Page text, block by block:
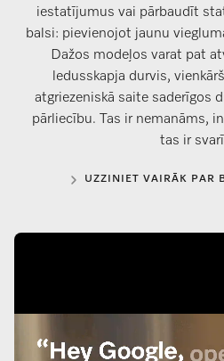
iestatījumus vai pārbaudīt
balsi: pievienojot jaunu
Dažos modeļos varat pat
ledusskapja durvis,
atgriezeniskā saite saderīgos
pārliecību. Tas ir nemanāms,
tas ir
UZZINIET VAIRĀK PAR